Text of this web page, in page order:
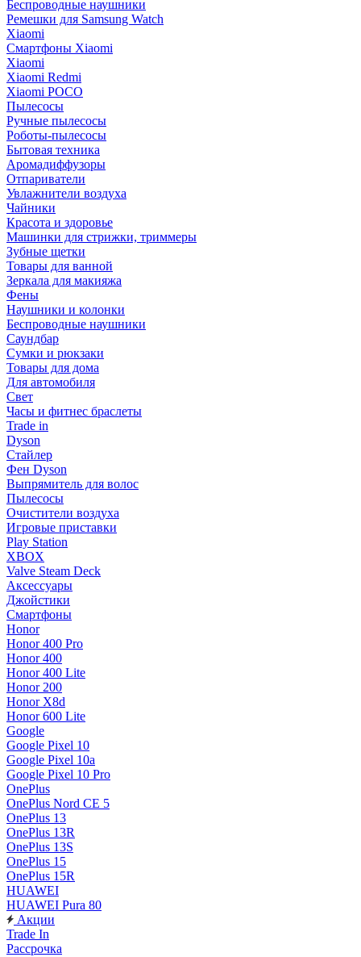
Беспроводные наушники
Ремешки для Samsung Watch
Xiaomi
Смартфоны Xiaomi
Xiaomi
Xiaomi Redmi
Xiaomi POCO
Пылесосы
Ручные пылесосы
Роботы-пылесосы
Бытовая техника
Аромадиффузоры
Отпариватели
Увлажнители воздуха
Чайники
Красота и здоровье
Машинки для стрижки, триммеры
Зубные щетки
Товары для ванной
Зеркала для макияжа
Фены
Наушники и колонки
Беспроводные наушники
Саундбар
Сумки и рюкзаки
Товары для дома
Для автомобиля
Свет
Часы и фитнес браслеты
Trade in
Dyson
Стайлер
Фен Dyson
Выпрямитель для волос
Пылесосы
Очистители воздуха
Игровые приставки
Play Station
XBOX
Valve Steam Deck
Аксессуары
Джойстики
Смартфоны
Honor
Honor 400 Pro
Honor 400
Honor 400 Lite
Honor 200
Honor X8d
Honor 600 Lite
Google
Google Pixel 10
Google Pixel 10a
Google Pixel 10 Pro
OnePlus
OnePlus Nord CE 5
OnePlus 13
OnePlus 13R
OnePlus 13S
OnePlus 15
OnePlus 15R
HUAWEI
HUAWEI Pura 80
Акции
Trade In
Рассрочка